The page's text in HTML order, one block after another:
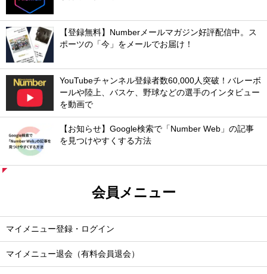
【登録無料】Numberメールマガジン好評配信中。ス
ポーツの「今」をメールでお届け！
YouTubeチャンネル登録者数60,000人突破！バレーボ
ールや陸上、バスケ、野球などの選手のインタビュー
を動画で
【お知らせ】Google検索で「Number Web」の記事
を見つけやすくする方法
会員メニュー
マイメニュー登録・ログイン
マイメニュー退会（有料会員退会）